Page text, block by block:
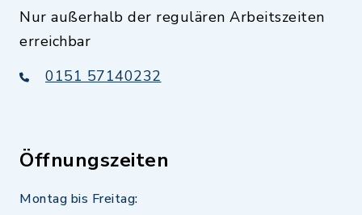
Nur außerhalb der regulären Arbeitszeiten
erreichbar
0151 57140232
Öffnungszeiten
Montag bis Freitag: